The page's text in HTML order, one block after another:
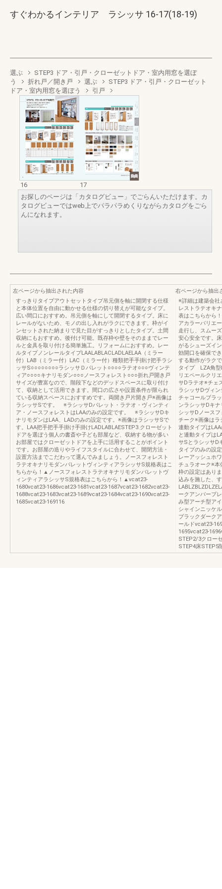
すぐわかるインテリア ラシッサ 16-17(18-19)
選ぶ
STEP3 ドア・引戸・クローゼットドア・室内用窓を選ぼ
う
折れ戸／開き戸 選ぶ
STEP3 ドア・引戸・クローゼット
ドア・室内用窓を選ぼう
引戸
16
17
お探しのページは「カタログビュー」でごらんいただけます。カ
タログビューではweb上でパラパラめくりながらカタログをごら
んになれます。
左ページから抽出された内容
すっきりタイプアウトセットタイプ吊元側を軸に開閉する仕様
と本体位置を自由に動かせる仕様の切り替えが可能なタイプ。
広い間口におすすめ。吊元側を軸にして開閉するタイプ。床に
レールがないため、モノの出し入れがラクにできます。枠がイ
ンセットされた納まりで見た目がすっきりとしたタイプ。土間
収納にもおすすめ。後付け可能。既存枠や壁をそのままでレー
ルと金具を取り付ける簡単施工。リフォームにおすすめ。レー
ルタイプノンレールタイプLAALABLACLADLAELAA（ミラー
付）LAB（ミラー付）LAC（ミラー付）種類把手手掛け把手ラシ
ッサS○○○○○○○○ラシッサＤパレット○○○○ラテオ○○○ヴィンテ
ィア○○○○キナリモダン○○○ノースフォレスト○○○折れ戸開き戸
サイズが豊富なので、階段下などのデッドスペースに取り付け
て、収納として活用できます。間口の広さや設置条件が限られ
ている収納スペースにおすすめです。両開き戸片開き戸※画像は
ラシッサSです。 ※ラシッサDパレット・ラテオ・ヴィンティ
ア・ノースフォレストはLAAのみの設定です。 ※ラシッサDキ
ナリモダンはLAA、LADのみの設定です。※画像はラシッサSで
す。LAA把手把手手掛け手掛けLADLABLAESTEP3.クローゼット
ドアを選ぼう個人の書斎や子ども部屋など、収納する物が多い
お部屋ではクローゼットドアを上手に活用することがポイント
です。お部屋の造りやライフスタイルに合わせて、開閉方法・
設置方法までこだわって選んでみましょう。ノースフォレスト
ラテオキナリモダンパレットヴィンティアラシッサS規格表はこ
ちらから！▲ノースフォレストラテオキナリモダンパレットヴ
ィンティアラシッサS規格表はこちらから！▲vcat23-
1680vcat23-1686vcat23-1681vcat23-1687vcat23-1682vcat23-
1688vcat23-1683vcat23-1689vcat23-1684vcat23-1690vcat23-
1685vcat23-169116
右ページから抽出
※詳細は建築会社
レストラテオキ
表はこちらから
アカラーバリエ
走行し、スムー
安心安全です。
がるシューズイ
効開口を確保で
する動作がラク
タイプ LZA角型
リエペールクリ
サDラテオ※チェ
ラシッサDヴィ
チャコールブラ
ンラシッサDキ
シッサDノース
チーク※画像は
連動タイプは
と連動タイプは
サSとラシッサD
タイプのみの設
レーアッシュホ
チュラオーク※本
枠の設定はあり
込みを施した、
ークアンバープ
み型アーチ型ア
シャインニッケ
ブラックダーク
ールドvcat23-
1695vcat23-
STEP2/3クロー
STEP4床STEP5